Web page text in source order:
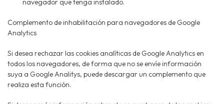
navegador que tenga instalado.
Complemento de inhabilitación para navegadores de Google
Analytics
Si desea rechazar las cookies analíticas de Google Analytics en
todos los navegadores, de forma que no se envíe información
suya a Google Analitys, puede descargar un complemento que
realiza esta función.